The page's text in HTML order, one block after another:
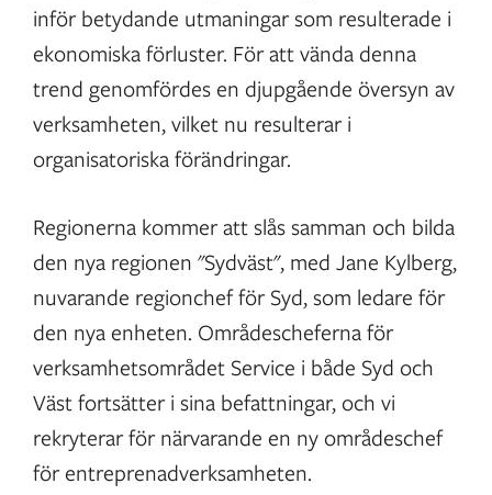
inför betydande utmaningar som resulterade i
ekonomiska förluster. För att vända denna
trend genomfördes en djupgående översyn av
verksamheten, vilket nu resulterar i
organisatoriska förändringar.
Regionerna kommer att slås samman och bilda
den nya regionen "Sydväst", med Jane Kylberg,
nuvarande regionchef för Syd, som ledare för
den nya enheten. Områdescheferna för
verksamhetsområdet Service i både Syd och
Väst fortsätter i sina befattningar, och vi
rekryterar för närvarande en ny områdeschef
för entreprenadverksamheten.